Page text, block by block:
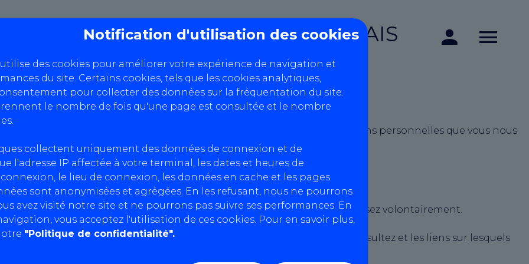
Notification d'utilisation des cookies
des cookies pour améliorer votre expérience de navigation et
du site. Certains cookies, tels que les cookies analytiques,
pour collecter des données sur la fréquentation du site.
le nombre de fois qu'une page est consultée et le nombre
collectent uniquement des données de connexion et de
l'adresse IP affectée à votre terminal, les dates et heures de
le lieu de connexion, les données en cache et les pages
sont anonymisées et agrégées. En les refusant, nous ne pourrons
avez visité notre site et ne pourrons pas suivre ses performances. En
vous acceptez l'utilisation de ces cookies. Pour en savoir plus,
"Politique de confidentialité".
CONTROLE DU GATINAIS
dont AutoBilan-Systems collecte, utilise et protège les informations personnelles que vous nous
collecter les informations personnelles suivantes
e-mail et votre numéro de téléphone, lorsque vous nous les fournissez volontairement.
pays de résidence et votre langue préférée.
IP, le type de navigateur que vous utilisez, les pages que vous consultez et les liens sur lesquels